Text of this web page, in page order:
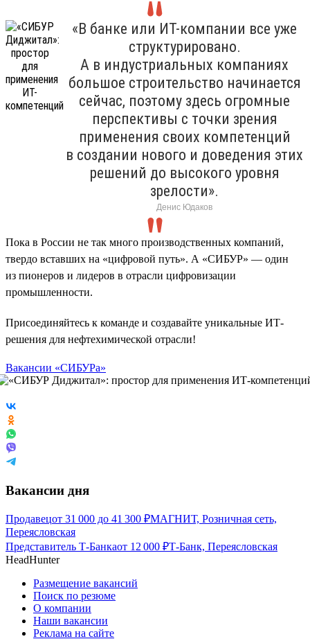
«В банке или ИТ-компании все уже
структурировано.
А в индустриальных компаниях
большое строительство начинается
сейчас, поэтому здесь огромные
перспективы с точки зрения
применения своих компетенций
в создании нового и доведения этих
решений до высокого уровня
зрелости».
Денис Юдаков
Пока в России не так много производственных компаний,
твердо вставших на «цифровой путь». А «СИБУР» — один
из пионеров и лидеров в отрасли цифровизации
промышленности.
Присоединяйтесь к команде и создавайте уникальные ИТ-
решения для нефтехимической отрасли!
Вакансии «СИБУРа»
Вакансии дня
Продавецот 31 000 до 41 300 ₽МАГНИТ, Розничная сеть,
Переясловская
Представитель Т-Банкаот 12 000 ₽Т-Банк, Переясловская
HeadHunter
Размещение вакансий
Поиск по резюме
О компании
Наши вакансии
Реклама на сайте